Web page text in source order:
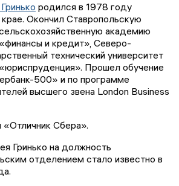
родился в 1978 году
Окончил Ставропольскую
академию
и кредит», Северо-
технический университет
Прошел обучение
500» и по программе
высшего звена London Business
Сбера».
Гринько на должность
отделением стало известно в